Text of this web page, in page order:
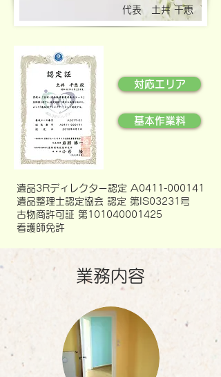
代表 土井 千恵
対応エリア
基本作業料
遺品3Rディレクター認定 A0411-000141
遺品整理士認定協会 認定 第IS03231号
古物商許可証 第101040001425
看護師免許
​業務内容